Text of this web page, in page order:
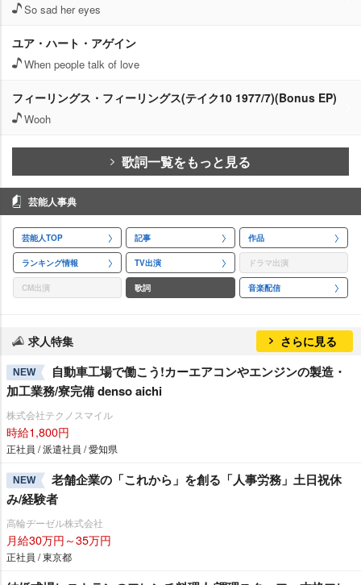
So sad her eyes
ユア・ハート・アゲイン
When people talk of love
フィーリングス・フィーリングス(テイク10 1977/7)(Bonus EP)
Wooh
歌詞一覧をもっと見る
芸能人事典
芸能人TOP 記事 作品
ランキング情報 TV出演 ドラマ出演
CM出演 歌詞 音楽配信
求人特集 さらに見る
NEW
自動車工場で働こう!カーエアコンやエンジンの製造・
加工業務/寮完備 denso aichi
株式会社テクノスマイル
時給1,800円
正社員 / 派遣社員 / 愛知県
NEW
老舗企業の「これから」を創る「人事労務」土日祝休
み/経験者
高輪ヂーゼル株式会社
月給30万円～35万円
正社員 / 東京都